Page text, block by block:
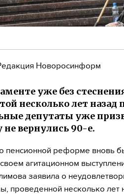
Новоросинформ
уже без
несколько лет
депутаты уже
не вернулись 90-е.
пенсионной реформе вновь
агитационном
заявила о
проведенной несколько лет